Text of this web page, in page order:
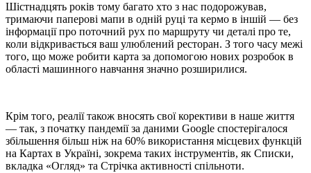
Шістнадцять років тому багато хто з нас подорожував,
тримаючи паперові мапи в одній руці та кермо в іншій — без
інформації про поточний рух по маршруту чи деталі про те,
коли відкривається ваш улюблений ресторан. З того часу межі
того, що може робити карта за допомогою нових розробок в
області машинного навчання значно розширилися.
Крім того, реалії також вносять свої корективи в наше життя
— так, з початку пандемії за даними Google спостерігалося
збільшення більш ніж на 60% використання місцевих функцій
на Картах в Україні, зокрема таких інструментів, як Списки,
вкладка «Огляд» та Стрічка активності спільноти.